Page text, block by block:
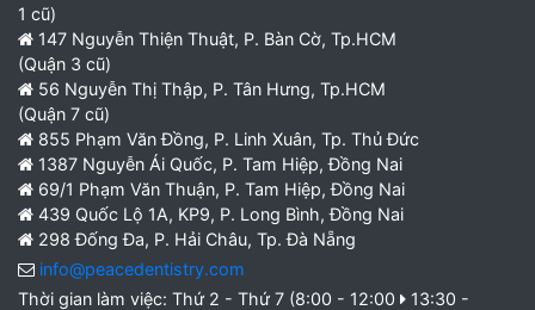
1 cũ)
147 Nguyễn Thiện Thuật, P. Bàn Cờ, Tp.HCM
(Quận 3 cũ)
56 Nguyễn Thị Thập, P. Tân Hưng, Tp.HCM
(Quận 7 cũ)
855 Phạm Văn Đồng, P. Linh Xuân, Tp. Thủ Đức
1387 Nguyễn Ái Quốc, P. Tam Hiệp, Đồng Nai
69/1 Phạm Văn Thuận, P. Tam Hiệp, Đồng Nai
439 Quốc Lộ 1A, KP9, P. Long Bình, Đồng Nai
298 Đống Đa, P. Hải Châu, Tp. Đà Nẵng
info@peacedentistry.com
Thời gian làm việc: Thứ 2 - Thứ 7 (8:00 - 12:00
13:30 -